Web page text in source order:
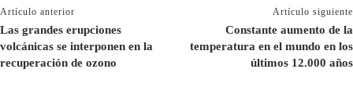
Artículo anterior
Las grandes erupciones
volcánicas se interponen en la
recuperación de ozono
Artículo siguiente
Constante aumento de la
temperatura en el mundo en los
últimos 12.000 años